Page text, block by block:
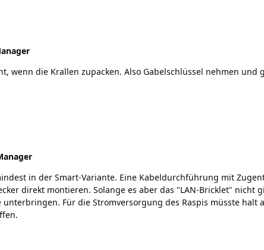
wenn die Krallen zupacken. Also Gabelschlüssel nehmen und
in der Smart-Variante. Eine Kabeldurchführung mit
nicht gibt, würde ich gerne einen
Für die Stromversorgung des Raspis müsste